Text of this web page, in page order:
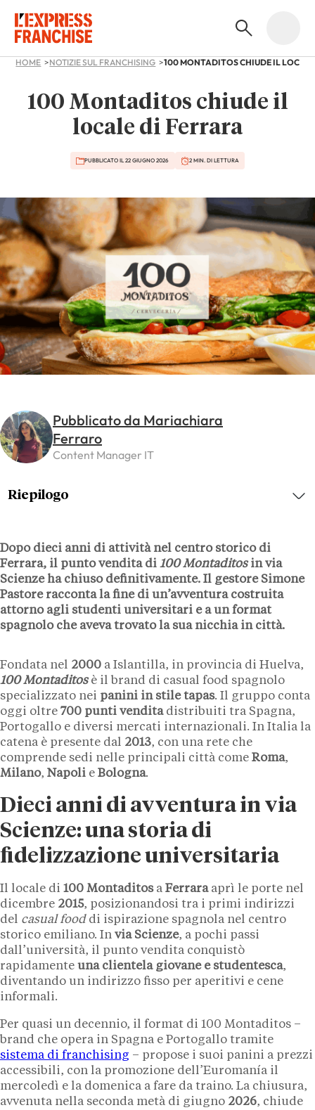
HOME NOTIZIE SUL FRANCHISING 100 MONTADITOS CHIUDE IL
100 Montaditos chiude il
locale di Ferrara
PUBBLICATO IL 22 GIUGNO 2026 2 MIN. DI LETTURA
Pubblicato da Mariachiara
Ferraro
Content Manager IT
Dopo dieci anni di attività nel centro storico di
Ferrara, il punto vendita di 100 Montaditosin via
Scienze ha chiuso definitivamente. Il gestore Simone
Pastore racconta la fine di un’avventura costruita
attorno agli studenti universitari e a un format
spagnolo che aveva trovato la sua nicchia in città.
Fondata nel 2000 a Islantilla, in provincia di Huelva,
100 Montaditosè il brand di casual food spagnolo
specializzato nei panini in stile tapas. Il gruppo conta
oggi oltre 700 punti venditadistribuiti tra Spagna,
Portogallo e diversi mercati internazionali. In Italia la
catena è presente dal 2013, con una rete che
comprende sedi nelle principali città come Roma,
Milano, Napoli e Bologna.
Dieci anni di avventura in via
Scienze: una storia di
fidelizzazione universitaria
Il locale di 100 Montaditosa Ferraraaprì le porte nel
dicembre 2015, posizionandosi tra i primi indirizzi
del casual fooddi ispirazione spagnola nel centro
storico emiliano. In via Scienze, a pochi passi
dall’università, il punto vendita conquistò
rapidamente una clientela giovane e studentesca,
diventando un indirizzo fisso per aperitivi e cene
informali.
Per quasi un decennio, il format di 100 Montaditos –
brand che opera in Spagna e Portogallo tramite
sistema di franchising – propose i suoi panini a prezzi
accessibili, con la promozione dell’Euromanía il
mercoledì e la domenica a fare da traino. La chiusura,
avvenuta nella seconda metà di giugno 2026, chiude
Riepilogo